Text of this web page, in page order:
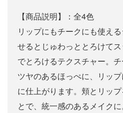
【商品説明】：全4色
リップにもチークにも使え
せるとじゅわっととろけて
でとろけるテクスチャー。
ツヤのあるほっぺに、リッ
に仕上がります。頬とリッ
とで、統一感のあるメイクに